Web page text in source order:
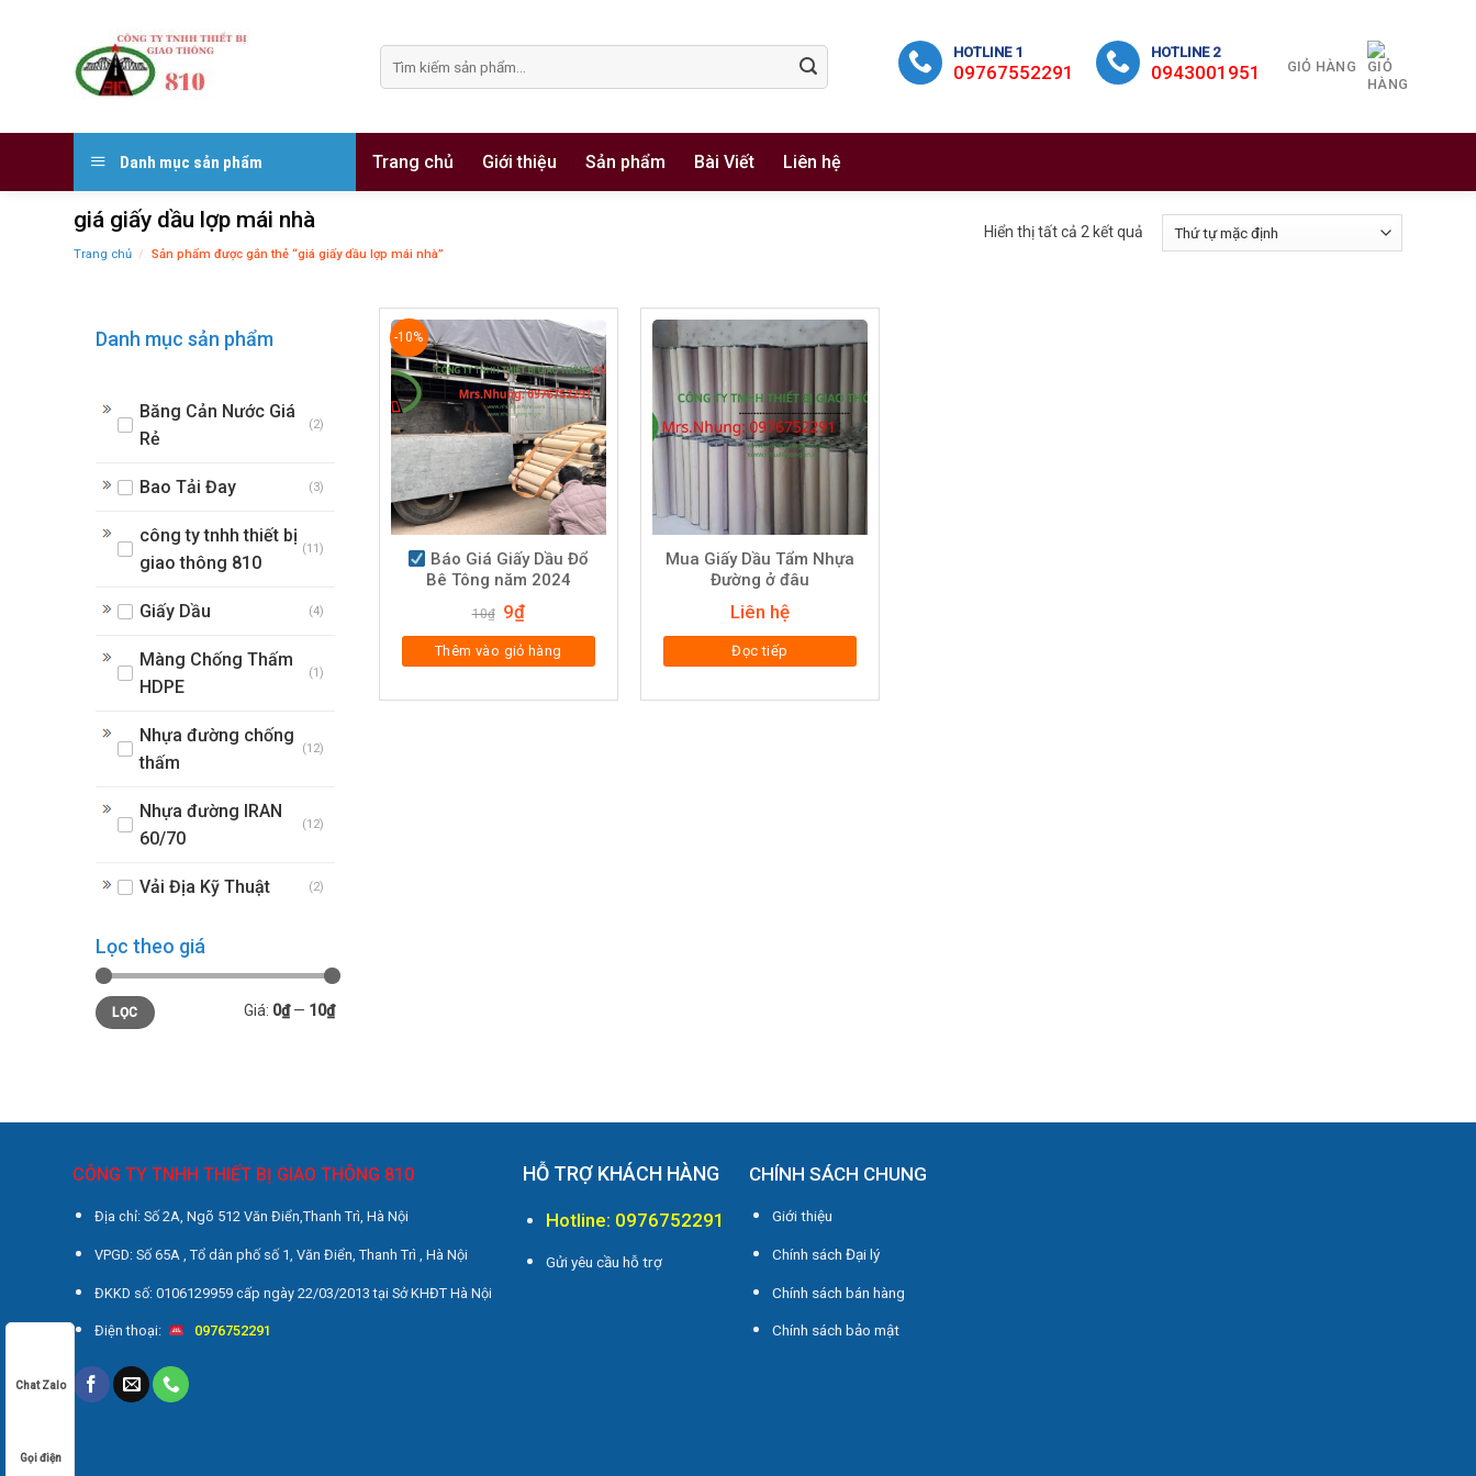
Tìm
kiếm:
HOTLINE 1
09767552291
HOTLINE 2
0943001951 GIỎ HÀNG
Danh mục sản phẩm Trang chủ Giới thiệu Sản phẩm Bài Viết Liên hệ
giá giấy dầu lợp mái nhà
Trang chủ / Sản phẩm được gắn thẻ “giá giấy dầu lợp mái nhà”
Hiển thị tất cả 2 kết quả
Danh mục sản phẩm
Băng Cản Nước Giá
Rẻ
(2)
Bao Tải Đay (3)
công ty tnhh thiết bị
giao thông 810
(11)
Giấy Dầu (4)
Màng Chống Thấm
HDPE
(1)
Nhựa đường chống
thấm
(12)
Nhựa đường IRAN
60/70
(12)
Vải Địa Kỹ Thuật (2)
Lọc theo giá
Giá
thấp
nhất
Giá
cao
nhất
LỌC Giá: 0₫— 10₫
-10%
Báo Giá Giấy Dầu Đổ
Bê Tông năm 2024
10₫
Giá
gốc
là:
10₫.
9₫Giá
tại
là:
9₫.
Thêm vào giỏ hàng
Mua Giấy Dầu Tẩm Nhựa
Đường ở đâu
Liên hệ
Đọc tiếp
CÔNG TY TNHH THIẾT BỊ GIAO THÔNG 810
Địa chỉ: Số 2A, Ngõ 512 Văn Điển,Thanh Trì, Hà Nội
VPGD: Số 65A , Tổ dân phố số 1, Văn Điển, Thanh Trì , Hà Nội
ĐKKD số: 0106129959 cấp ngày 22/03/2013 tại Sở KHĐT Hà Nội
Điện thoại: 0976752291
HỖ TRỢ KHÁCH HÀNG
Hotline: 0976752291
Gửi yêu cầu hỗ trợ
CHÍNH SÁCH CHUNG
Giới thiệu
Chính sách Đại lý
Chính sách bán hàng
Chính sách bảo mật
Chat Zalo
Gọi điện